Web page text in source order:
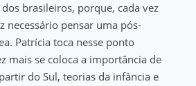
brasileiros, porque, cada vez
necessário pensar uma pós-
Patrícia toca nesse ponto
mais se coloca a importância de
do Sul, teorias da infância e